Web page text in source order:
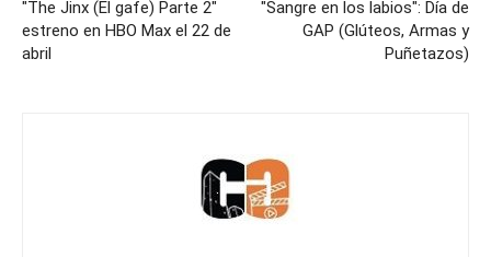
"The Jinx (El gafe) Parte 2"
estreno en HBO Max el 22 de
abril
"Sangre en los labios": Día de
GAP (Glúteos, Armas y
Puñetazos)